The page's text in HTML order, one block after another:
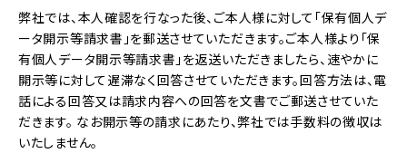
弊社では、本人確認を行なった後、ご本人様に対して「保有個人デ
ータ開示等請求書」を郵送させていただきます。ご本人様より「保
有個人データ開示等請求書」を返送いただきましたら、速やかに
開示等に対して遅滞なく回答させていただきます。回答方法は、電
話による回答又は請求内容への回答を文書でご郵送させていた
だきます。 なお開示等の請求にあたり、弊社では手数料の徴収は
いたしません。